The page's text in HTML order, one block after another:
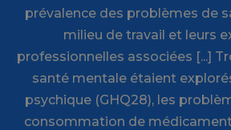
prévalence des problèmes de
milieu de travail et leurs
professionnelles associées [...]
santé mentale étaient
psychique (GHQ28), les
consommation de